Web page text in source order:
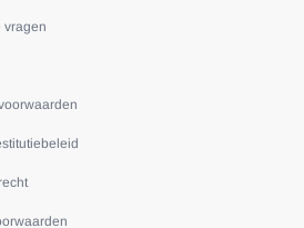
extra zitplek in de tuin
Bestel nu en ervaar het
vragen